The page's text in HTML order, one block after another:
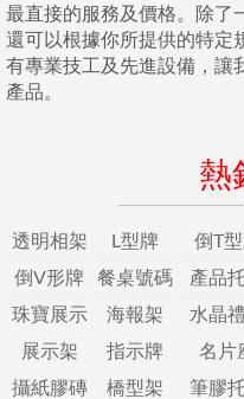
最直接的服務及價格。除了
還可以根據你所提供的特定
有專業技工及先進設備，讓
產品。
熱
透明相架 L型牌
倒T
倒V形牌
餐桌號碼
產品
珠寶展示
海報架
水晶
展示架
指示牌
名片
攝紙膠磚
橋型架
筆膠